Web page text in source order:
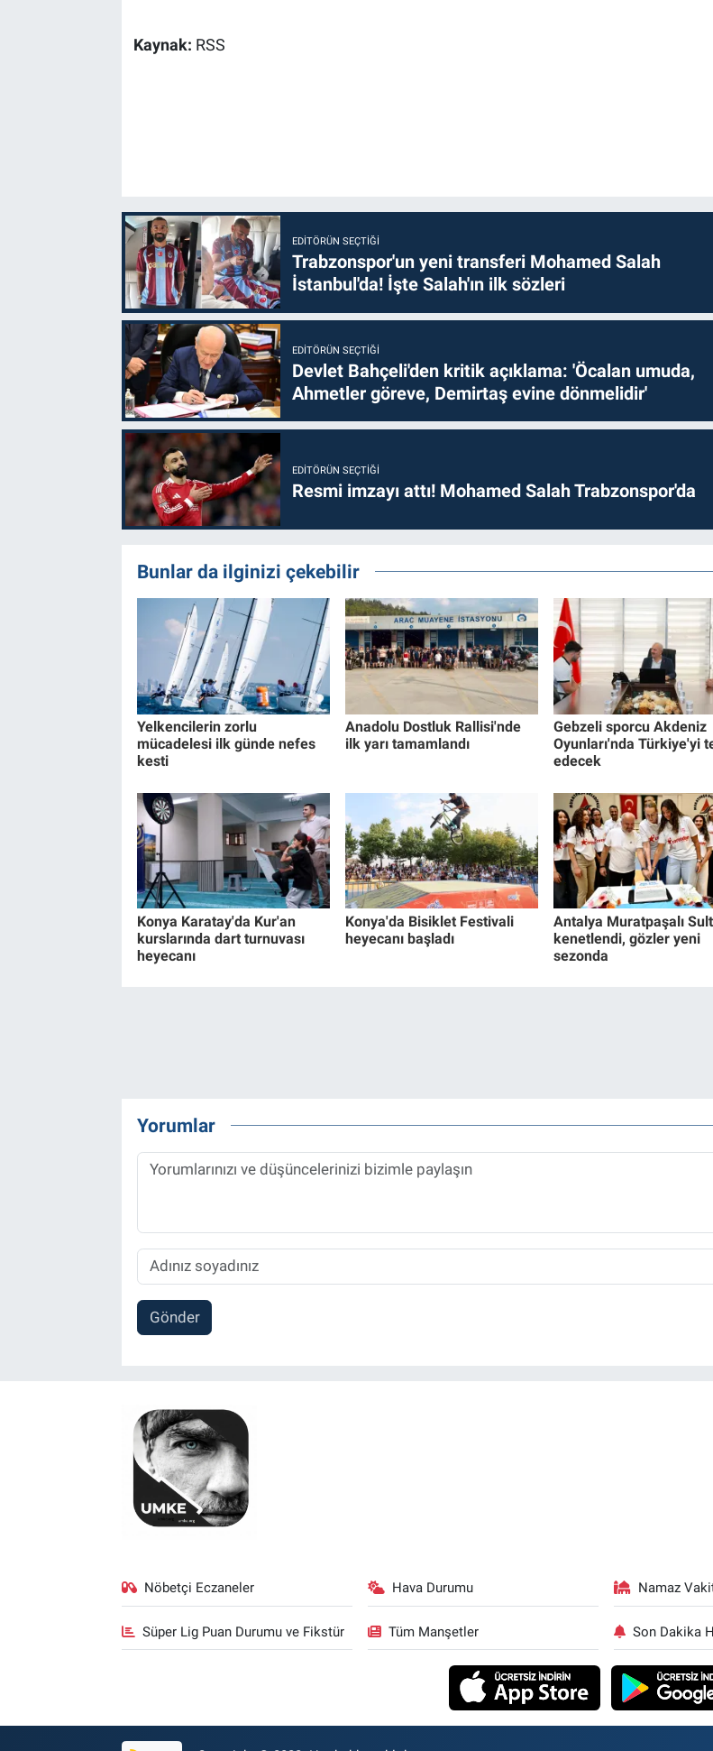
Kaynak: RSS
EDITÖRÜN SEÇTIĞI
Trabzonspor'un yeni transferi Mohamed Salah
İstanbul'da! İşte Salah'ın ilk sözleri
EDITÖRÜN SEÇTIĞI
Devlet Bahçeli'den kritik açıklama: 'Öcalan umuda,
Ahmetler göreve, Demirtaş evine dönmelidir'
EDITÖRÜN SEÇTIĞI
Resmi imzayı attı! Mohamed Salah Trabzonspor'da
Bunlar da ilginizi çekebilir
Yelkencilerin zorlu
mücadelesi ilk günde nefes
kesti
Anadolu Dostluk Rallisi'nde
ilk yarı tamamlandı
Gebzeli sporcu Akdeniz
Oyunları'nda Türkiye'yi
edecek
Konya Karatay'da Kur'an
kurslarında dart turnuvası
heyecanı
Konya'da Bisiklet Festivali
heyecanı başladı
Antalya Muratpaşalı
kenetlendi, gözler yeni
sezonda
Yorumlar
Gönder
Nöbetçi Eczaneler Hava Durumu Namaz
Süper Lig Puan Durumu ve Fikstür Tüm Manşetler Son Dakika